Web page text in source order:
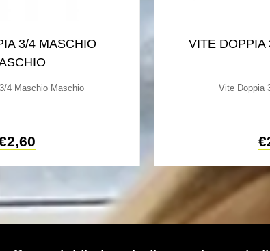
3/4 MASCHIO
4 Maschio Maschio
2,60
VITE DOPPIA
Vite Doppia
€